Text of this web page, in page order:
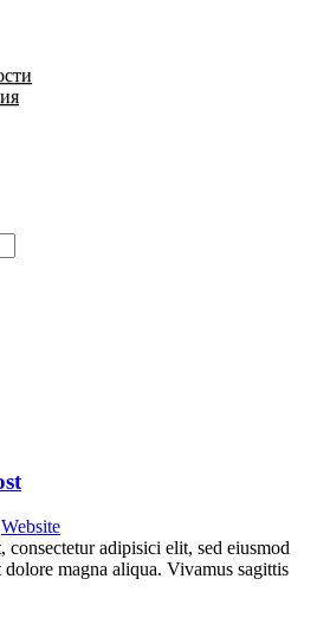
Website
adipisici elit, sed eiusmod
magna aliqua. Vivamus sagittis